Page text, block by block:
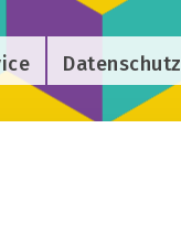
Datenschutz